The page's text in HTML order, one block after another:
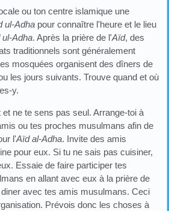
ou ton centre islamique une
ul-Adha pour connaître l'heure et le lieu
ul-Adha. Après la prière de l'Aïd, des
traditionnels sont généralement
mosquées organisent des dîners de
les jours suivants. Trouve quand et où
y.
ne te sens pas seul. Arrange-toi à
ou tes proches musulmans afin de
l'Aïd al-Adha. Invite des amis
pour eux. Si tu ne sais pas cuisiner,
Essaie de faire participer tes
en allant avec eux à la prière de
avec tes amis musulmans. Ceci
Prévois donc les choses à